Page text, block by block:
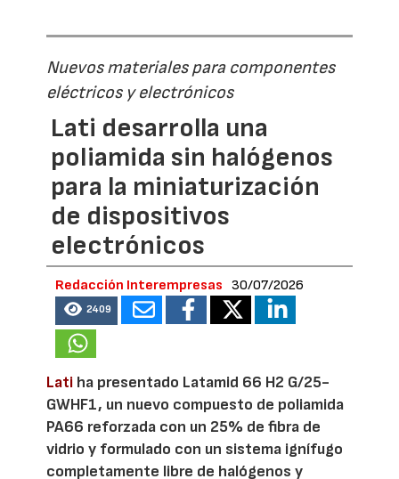
Nuevos materiales para componentes
eléctricos y electrónicos
Lati desarrolla una
poliamida sin halógenos
para la miniaturización
de dispositivos
electrónicos
Redacción Interempresas 30/07/2026
2409
Lati ha presentado Latamid 66 H2 G/25-
GWHF1, un nuevo compuesto de poliamida
PA66 reforzada con un 25% de fibra de
vidrio y formulado con un sistema ignífugo
completamente libre de halógenos y